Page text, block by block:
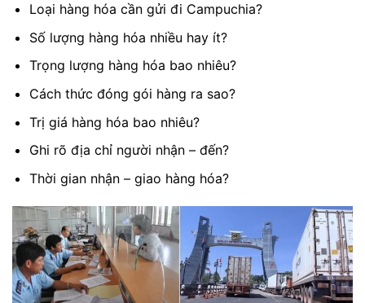
Loại hàng hóa cần gửi đi Campuchia?
Số lượng hàng hóa nhiều hay ít?
Trọng lượng hàng hóa bao nhiêu?
Cách thức đóng gói hàng ra sao?
Trị giá hàng hóa bao nhiêu?
Ghi rõ địa chỉ người nhận – đến?
Thời gian nhận – giao hàng hóa?